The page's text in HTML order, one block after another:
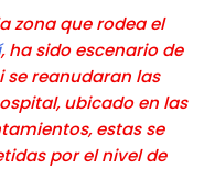
zona que rodea el
, ha sido escenario de
se reanudaran las
ubicado en las
estas se
por el nivel de